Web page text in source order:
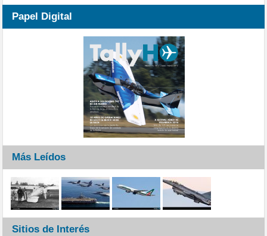
Papel Digital
Más Leídos
Sitios de Interés